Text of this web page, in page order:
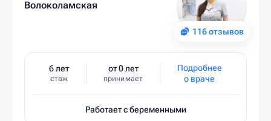
116 отзывов
Волоколамская
6 лет
стаж
от 0 лет
принимает
Подробнее
о враче
Работает с беременными